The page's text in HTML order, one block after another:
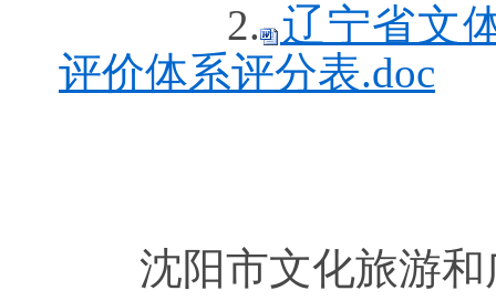
2. 辽宁省文
评价体系评分表.doc
沈阳市文化旅